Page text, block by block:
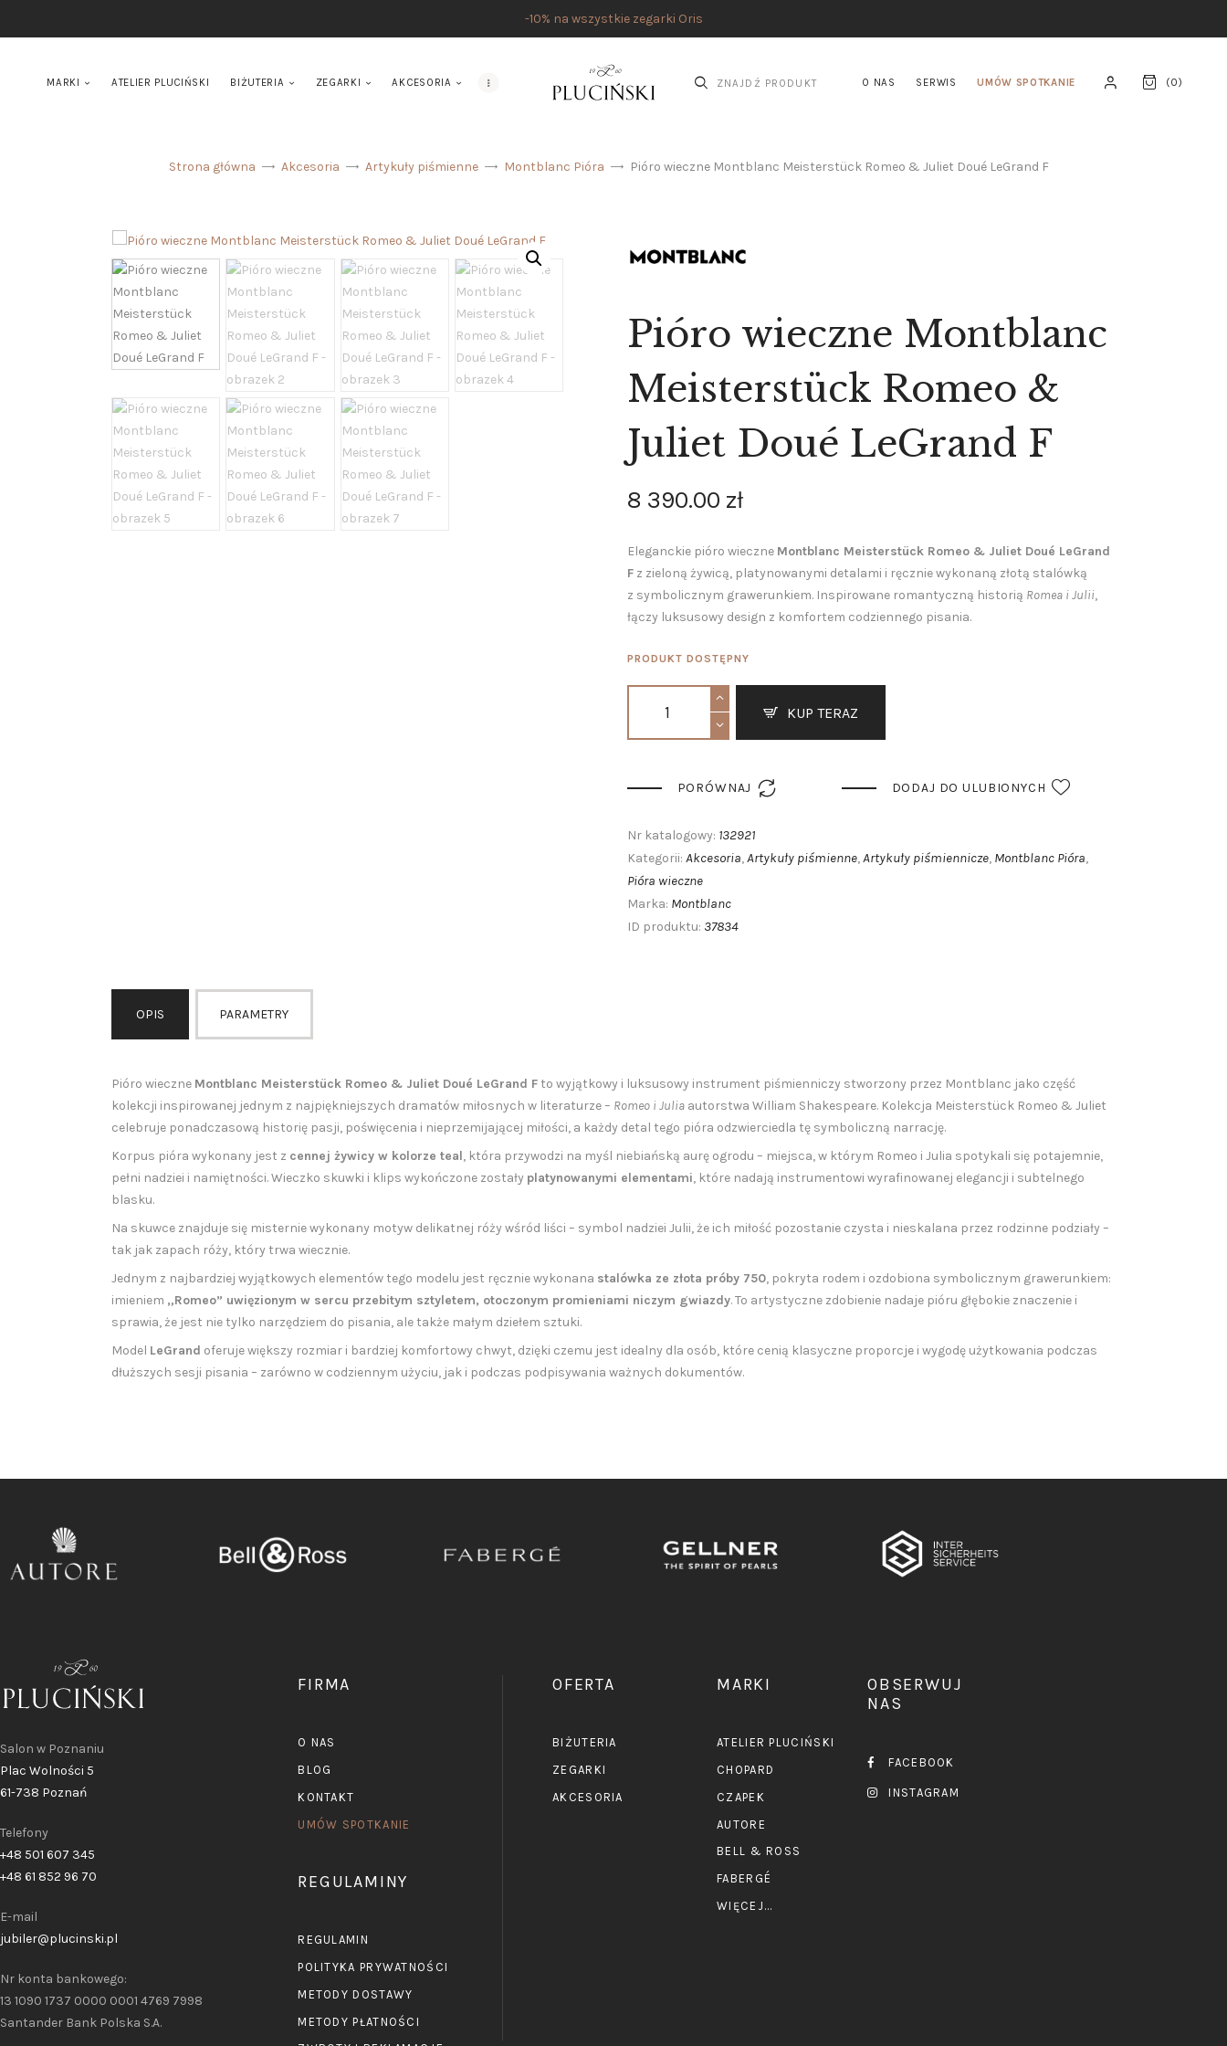
-10% na wszystkie zegarki Oris
MARKI ATELIER PLUCIŃSKI BIŻUTERIA ZEGARKI AKCESORIA O NAS SERWIS UMÓW SPOTKANIE (0)
UMÓW SPOTKANIE
SKLEP
MARKI
ATELIER PLUCIŃSKI
BIŻUTERIA
O NAS
Strona główna Akcesoria Artykuły piśmienne Montblanc Pióra Pióro wieczne Montblanc Meisterstück Romeo & Juliet Doué LeGrand F
Pióro wieczne Montblanc
Meisterstück Romeo &
Juliet Doué LeGrand F
8 390.00 zł
Eleganckie pióro wieczne Montblanc Meisterstück Romeo & Juliet Doué LeGrand
F z zieloną żywicą, platynowanymi detalami i ręcznie wykonaną złotą stalówką
z symbolicznym grawerunkiem. Inspirowane romantyczną historią Romea i Julii,
łączy luksusowy design z komfortem codziennego pisania.
PRODUKT DOSTĘPNY
KUP TERAZ
PORÓWNAJ  DODAJ DO ULUBIONYCH
Nr katalogowy: 132921
Kategorii: Akcesoria,Artykuły piśmienne,Artykuły piśmiennicze, Montblanc Pióra,
Pióra wieczne
Marka: Montblanc
ID produktu: 37834
OPIS PARAMETRY
Pióro wieczne Montblanc Meisterstück Romeo & Juliet Doué LeGrand Fto wyjątkowy i luksusowy instrument piśmienniczy stworzony przez Montblanc jako część
kolekcji inspirowanej jednym z najpiękniejszych dramatów miłosnych w literaturze – Romeo i Julia autorstwa William Shakespeare. Kolekcja Meisterstück Romeo & Juliet
celebruje ponadczasową historię pasji, poświęcenia i nieprzemijającej miłości, a każdy detal tego pióra odzwierciedla tę symboliczną narrację.
Korpus pióra wykonany jest z cennej żywicy w kolorze teal, która przywodzi na myśl niebiańską aurę ogrodu – miejsca, w którym Romeo i Julia spotykali się potajemnie,
pełni nadziei i namiętności. Wieczko skuwki i klips wykończone zostały platynowanymi elementami, które nadają instrumentowi wyrafinowanej elegancji i subtelnego
blasku.
Na skuwce znajduje się misternie wykonany motyw delikatnej róży wśród liści – symbol nadziei Julii, że ich miłość pozostanie czysta i nieskalana przez rodzinne podziały –
tak jak zapach róży, który trwa wiecznie.
Jednym z najbardziej wyjątkowych elementów tego modelu jest ręcznie wykonana stalówka ze złota próby 750, pokryta rodem i ozdobiona symbolicznym grawerunkiem:
imieniem „Romeo” uwięzionym w sercu przebitym sztyletem, otoczonym promieniami niczym gwiazdy. To artystyczne zdobienie nadaje pióru głębokie znaczenie i
sprawia, że jest nie tylko narzędziem do pisania, ale także małym dziełem sztuki.
Model LeGrand oferuje większy rozmiar i bardziej komfortowy chwyt, dzięki czemu jest idealny dla osób, które cenią klasyczne proporcje i wygodę użytkowania podczas
dłuższych sesji pisania – zarówno w codziennym użyciu, jak i podczas podpisywania ważnych dokumentów.
Salon w Poznaniu
Plac Wolności 5
61-738 Poznań
Telefony
+48 501 607 345
+48 61 852 96 70
E-mail
jubiler@plucinski.pl
Nr konta bankowego:
13 1090 1737 0000 0001 4769 7998
Santander Bank Polska S.A.
FIRMA
O NAS
BLOG
KONTAKT
UMÓW SPOTKANIE
REGULAMINY
REGULAMIN
POLITYKA PRYWATNOŚCI
METODY DOSTAWY
METODY PŁATNOŚCI
OFERTA
BIŻUTERIA
ZEGARKI
AKCESORIA
MARKI
ATELIER PLUCIŃSKI
CHOPARD
CZAPEK
AUTORE
BELL & ROSS
FABERGÉ
WIĘCEJ...
OBSERWUJ
NAS
FACEBOOK
INSTAGRAM